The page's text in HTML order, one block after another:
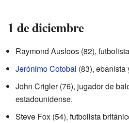
1 de diciembre
Raymond Ausloos (82),
Jerónimo Cotobal (83), ebanista
John Crigler (76), jugador de
estadounidense.
Steve Fox (54), futbolista